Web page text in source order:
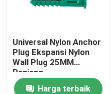
Universal Nylon Anchor
Plug Ekspansi Nylon
Wall Plug 25MM
Panjang
Harga terbaik